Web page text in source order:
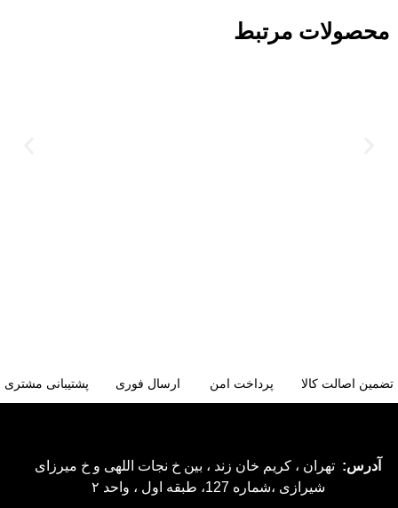
محصولات مرتبط
تضمین اصالت کالا پرداخت امن ارسال فوری پشتیبانی مشتری
آدرس: تهران ، کریم خان زند ، بین خ نجات اللهی و خ میرزای
شیرازی ،شماره 127، طبقه اول ، واحد ۲